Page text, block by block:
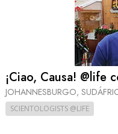
¡Ciao, Causa! @life
JOHANNESBURGO,
SCIENTOLOGISTS @LIFE